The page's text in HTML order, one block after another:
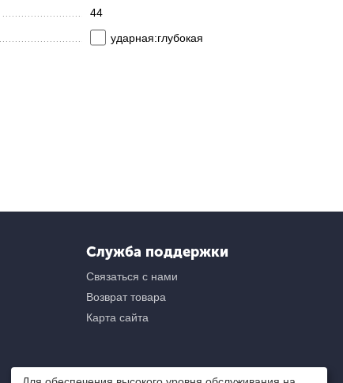
44
ударная:глубокая
Служба поддержки
Связаться с нами
Возврат товара
Карта сайта